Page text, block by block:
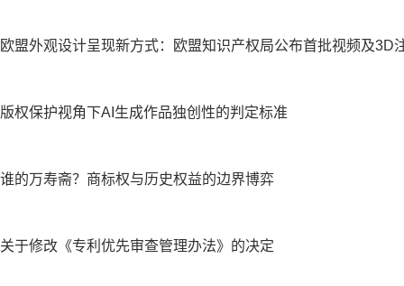
欧盟外观设计呈现新方式：欧盟知识产权局公布首批视频及3D
版权保护视角下AI生成作品独创性的判定标准
谁的万寿斋？商标权与历史权益的边界博弈
关于修改《专利优先审查管理办法》的决定